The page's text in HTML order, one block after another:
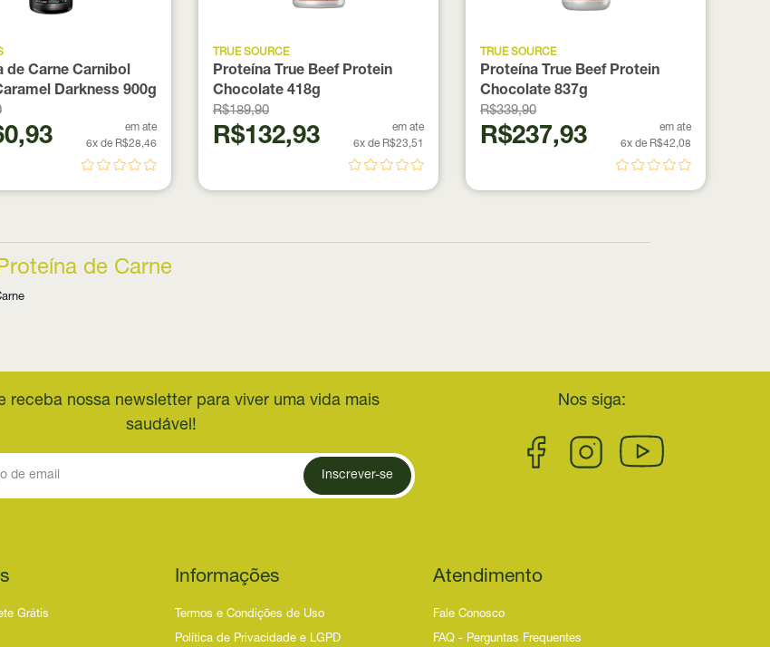
de Carne Carnibol
Darkness 900g
em ate
6x de R$28,46
TRUE SOURCE
Proteína True Beef Protein
Chocolate 418g
R$189,90
R$132,93
em ate
6x de R$23,51
TRUE SOURCE
Proteína True Beef Protein
Chocolate 837g
R$339,90
R$237,93
em ate
6x de R$42,08
de Carne
receba nossa newsletter para viver uma vida mais
saudável!
Inscrever-se
Nos siga:
Grátis
Informações
Termos e Condições de Uso
Política de Privacidade e LGPD
Atendimento
Fale Conosco
FAQ - Perguntas Frequentes